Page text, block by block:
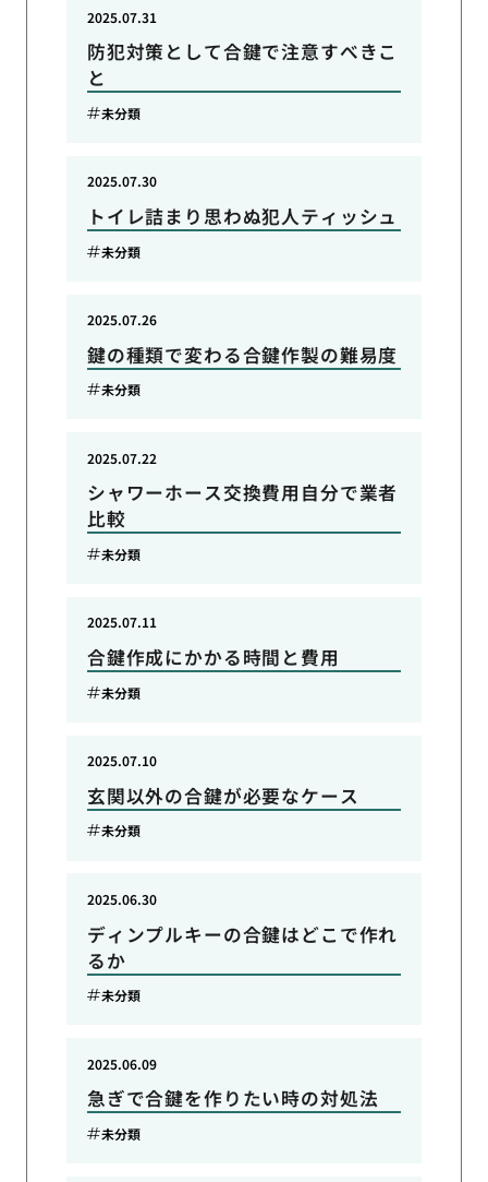
防犯対策として合鍵で注意すべきこ
と
2025.07.31
未分類
トイレ詰まり思わぬ犯人ティッシュ
2025.07.30
未分類
鍵の種類で変わる合鍵作製の難易度
2025.07.26
未分類
シャワーホース交換費用自分で業者
比較
2025.07.22
未分類
合鍵作成にかかる時間と費用
2025.07.11
未分類
玄関以外の合鍵が必要なケース
2025.07.10
未分類
ディンプルキーの合鍵はどこで作れ
るか
2025.06.30
未分類
急ぎで合鍵を作りたい時の対処法
2025.06.09
未分類